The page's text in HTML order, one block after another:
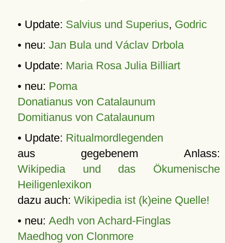
• Update: Salvius und Superius, Godric
• neu: Jan Bula und Václav Drbola
• Update: Maria Rosa Julia Billiart
• neu: Poma
Donatianus von Catalaunum
Domitianus von Catalaunum
• Update: Ritualmordlegenden
aus gegebenem Anlass:
Wikipedia und das Ökumenische
Heiligenlexikon
dazu auch: Wikipedia ist (k)eine Quelle!
• neu: Aedh von Achard-Finglas
Maedhog von Clonmore